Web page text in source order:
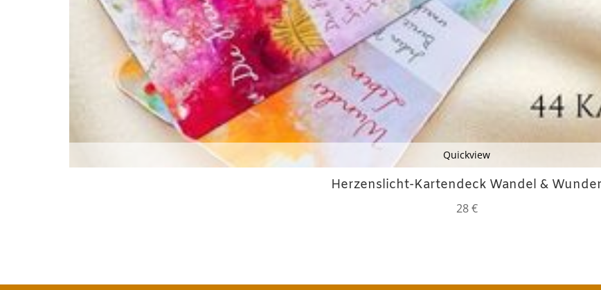
Quickview
Herzenslicht-Kartendeck Wandel & Wunder
28€